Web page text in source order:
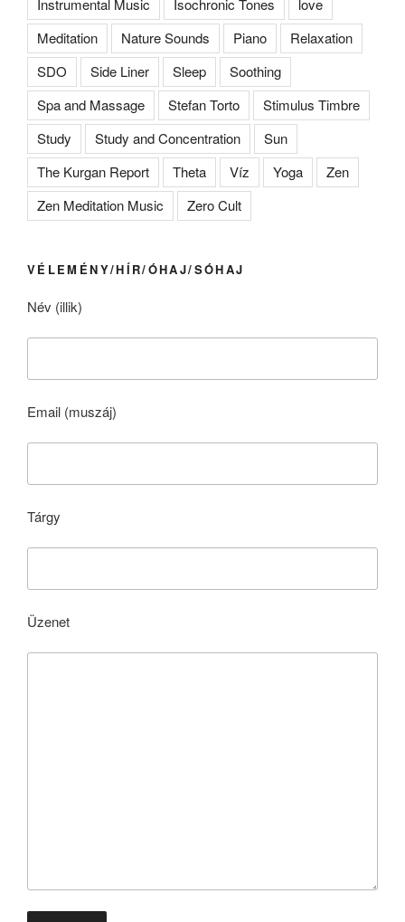
Instrumental Music Isochronic Tones
love
Meditation
Nature Sounds Piano
Relaxation
SDO
Side Liner Sleep
Soothing
Spa and Massage
Stefan Torto
Stimulus Timbre
Study
Study and Concentration
Sun
The Kurgan Report
Theta Víz Yoga
Zen
Zen Meditation Music
Zero Cult
VÉLEMÉNY/HÍR/ÓHAJ/SÓHAJ
Név (illik)
Email (muszáj)
Tárgy
Üzenet